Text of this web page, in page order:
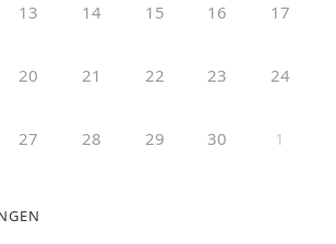
13 14 15 16 17
20 21 22 23 24
27 28 29 30 1